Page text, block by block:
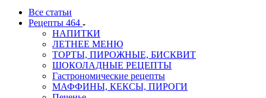
Все статьи
Рецепты 464
НАПИТКИ
ЛЕТНЕЕ МЕНЮ
ТОРТЫ, ПИРОЖНЫЕ, БИСКВИТ
ШОКОЛАДНЫЕ РЕЦЕПТЫ
Гастрономические рецепты
МАФФИНЫ, КЕКСЫ, ПИРОГИ